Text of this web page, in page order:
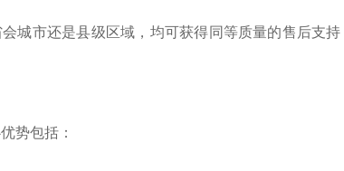
城市还是县级区域，均可获得同等质量的售后支
势包括：